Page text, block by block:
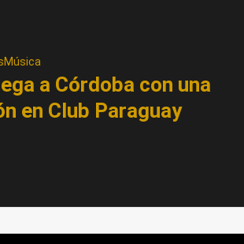
Música
a Córdoba con una
en Club Paraguay